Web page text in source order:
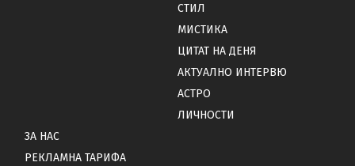
СТИЛ
МИСТИКА
ЦИТАТ НА ДЕНЯ
АКТУАЛНО ИНТЕРВЮ
АСТРО
ЛИЧНОСТИ
ЗА НАС
РЕКЛАМНА ТАРИФА